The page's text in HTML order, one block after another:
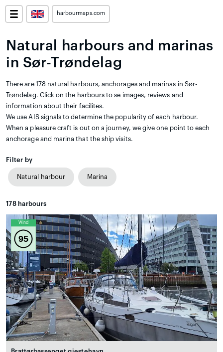
harbourmaps.com
Natural harbours and marinas
in Sør-Trøndelag
There are 178 natural harbours, anchorages and marinas in Sør-
Trøndelag. Click on the harbours to se images, reviews and
information about their facilites.
We use AIS signals to determine the popularity of each harbour.
When a pleasure craft is out on a journey, we give one point to each
anchorage and marina that the ship visits.
Filter by
Natural harbour Marina
178harbours
Wind
95